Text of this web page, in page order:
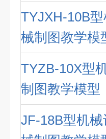
TYJXH-10B
械制图教学模
TYZB-10X型
制图教学模型
JF-18B型机